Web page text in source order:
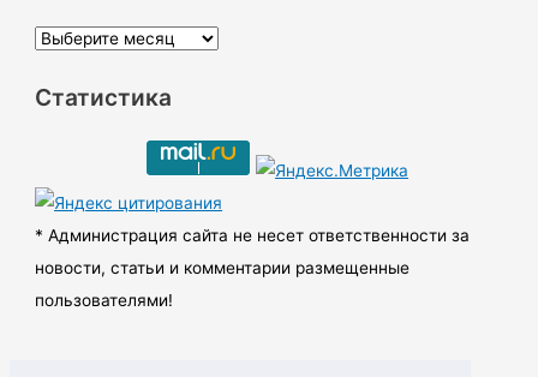
А
х
ы
Статистика
* Администрация сайта не несет ответственности за
новости, статьи и комментарии размещенные
пользователями!